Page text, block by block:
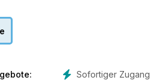
Sofortiger Zugang